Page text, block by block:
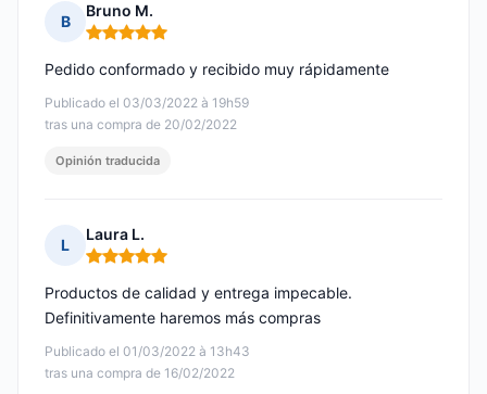
B
Bruno M.
Nota: 5 de 5
Publicado el 03/03/2022 à 19h59
tras una compra de 20/02/2022
Pedido conformado y recibido muy rápidamente
Opinión traducida
L
Laura L.
Nota: 5 de 5
Publicado el 01/03/2022 à 13h43
tras una compra de 16/02/2022
Productos de calidad y entrega impecable.
Definitivamente haremos más compras